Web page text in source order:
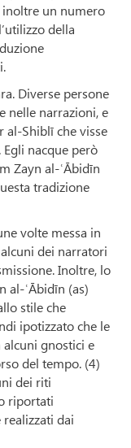
inoltre un numero
della
Diverse persone
nelle narrazioni, e
al-Shiblī che visse
nacque però
Zayn al-ʿĀbidīn
tradizione
volte messa in
dei narratori
Inoltre, lo
al-ʿĀbidīn (as)
stile che
ipotizzato che le
alcuni gnostici e
del tempo. (4)
dei riti
riportati
dai